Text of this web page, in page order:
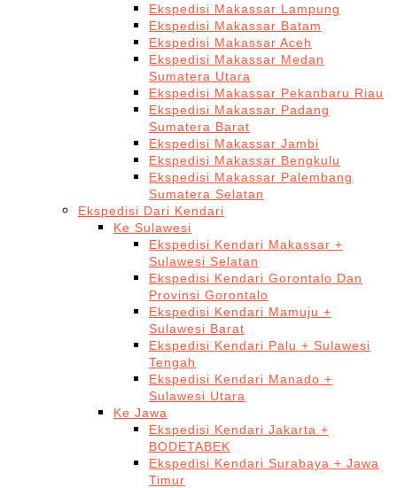
Ekspedisi Makassar Lampung
Ekspedisi Makassar Batam
Ekspedisi Makassar Aceh
Ekspedisi Makassar Medan
Sumatera Utara
Ekspedisi Makassar Pekanbaru Riau
Ekspedisi Makassar Padang
Sumatera Barat
Ekspedisi Makassar Jambi
Ekspedisi Makassar Bengkulu
Ekspedisi Makassar Palembang
Sumatera Selatan
Ekspedisi Dari Kendari
Ke Sulawesi
Ekspedisi Kendari Makassar +
Sulawesi Selatan
Ekspedisi Kendari Gorontalo Dan
Provinsi Gorontalo
Ekspedisi Kendari Mamuju +
Sulawesi Barat
Ekspedisi Kendari Palu + Sulawesi
Tengah
Ekspedisi Kendari Manado +
Sulawesi Utara
Ke Jawa
Ekspedisi Kendari Jakarta +
BODETABEK
Ekspedisi Kendari Surabaya + Jawa
Timur